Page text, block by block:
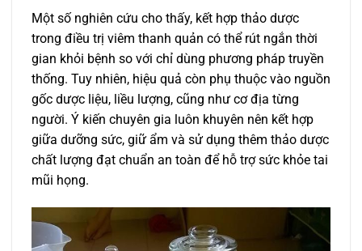
Một số nghiên cứu cho thấy, kết hợp thảo dược
trong điều trị viêm thanh quản có thể rút ngắn thời
gian khỏi bệnh so với chỉ dùng phương pháp truyền
thống. Tuy nhiên, hiệu quả còn phụ thuộc vào nguồn
gốc dược liệu, liều lượng, cũng như cơ địa từng
người. Ý kiến chuyên gia luôn khuyên nên kết hợp
giữa dưỡng sức, giữ ẩm và sử dụng thêm thảo dược
chất lượng đạt chuẩn an toàn để hỗ trợ sức khỏe tai
mũi họng.